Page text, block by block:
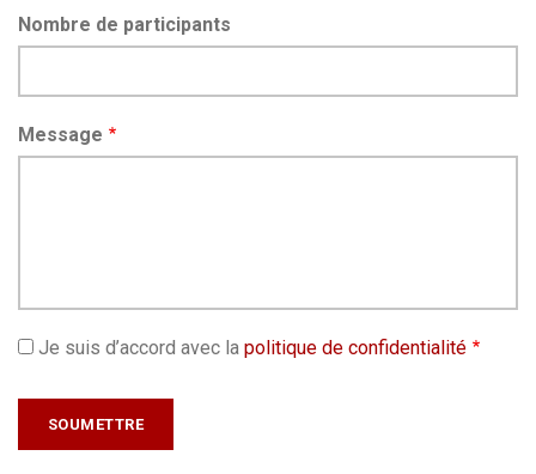
Nombre de participants
Message
Je suis d’accord avec la politique de confidentialité